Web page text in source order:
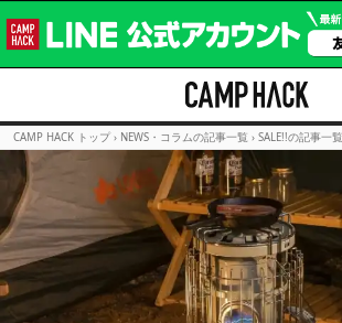
CAMP HACK トップ › NEWS・コラムの記事一覧 › SALE!!の記事一覧